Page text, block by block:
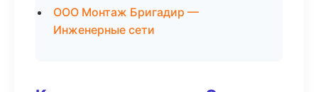
ООО Монтаж Бригадир —
Инженерные сети